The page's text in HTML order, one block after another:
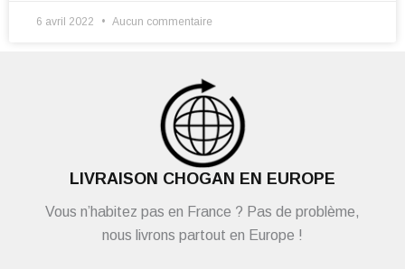
6 avril 2022 Aucun commentaire
LIVRAISON CHOGAN EN EUROPE
Vous n’habitez pas en France ? Pas de problème,
nous livrons partout en Europe !